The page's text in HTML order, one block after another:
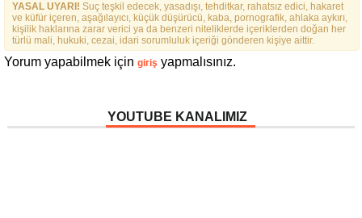
YASAL UYARI! Suç teşkil edecek, yasadışı, tehditkar, rahatsız edici, hakaret
ve küfür içeren, aşağılayıcı, küçük düşürücü, kaba, pornografik, ahlaka aykırı,
kişilik haklarına zarar verici ya da benzeri niteliklerde içeriklerden doğan her
türlü mali, hukuki, cezai, idari sorumluluk içeriği gönderen kişiye aittir.
Yorum yapabilmek için giriş yapmalısınız.
YOUTUBE KANALIMIZ